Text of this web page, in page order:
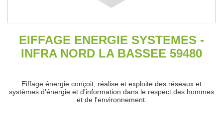
EIFFAGE ENERGIE SYSTEMES -
INFRA NORD LA BASSEE 59480
Eiffage énergie conçoit, réalise et exploite des réseaux et
systèmes d'énergie et d'information dans le respect des hommes
et de l'environnement.